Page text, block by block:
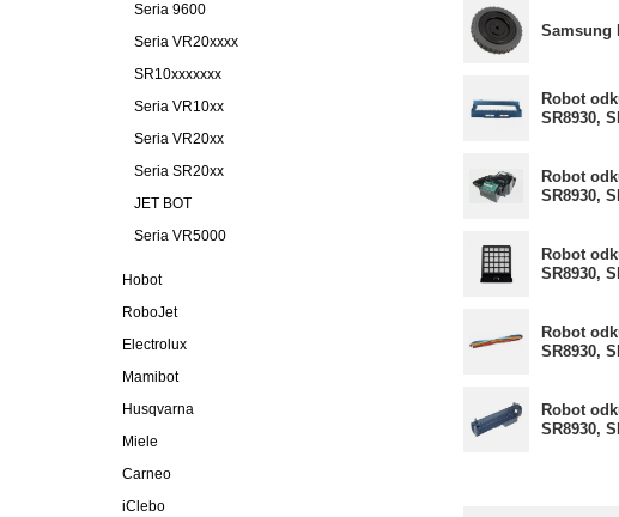
Seria 9600
Seria VR20xxxx
SR10xxxxxxx
Seria VR10xx
Seria VR20xx
Seria SR20xx
JET BOT
Seria VR5000
Hobot
RoboJet
Electrolux
Mamibot
Husqvarna
Miele
Carneo
iClebo
Samsung
Robot
SR8930,
Robot
SR8930,
Robot
SR8930,
Robot
SR8930,
Robot
SR8930,